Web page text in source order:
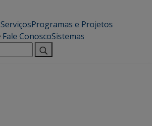
ServiçosProgramas e Projetos
Fale ConoscoSistemas